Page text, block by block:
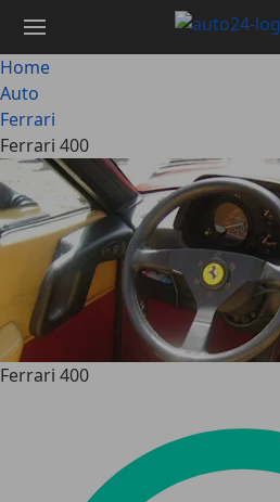
contenuto
principale
Home
Auto
Ferrari
Ferrari 400
Ferrari 400